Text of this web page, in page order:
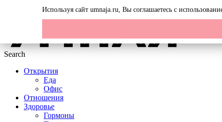
Search
Открытия
Еда
Офис
Отношения
Здоровье
Гормоны
Используя сайт umnaja.ru, Вы соглашаетесь с